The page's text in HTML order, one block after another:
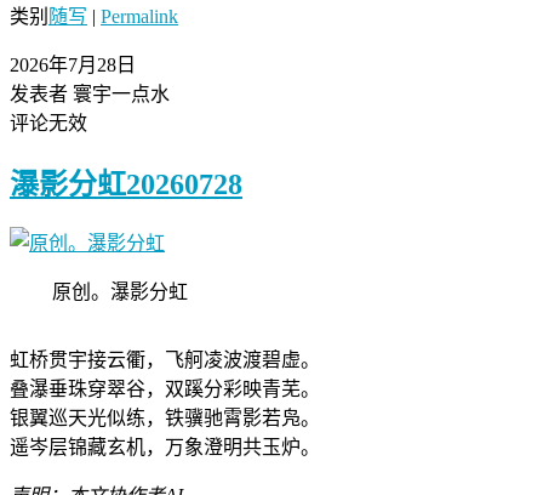
类别 随写 | Permalink
2026年7月28日
发表者 寰宇一点水
评论无效
瀑影分虹20260728
原创。瀑影分虹
虹桥贯宇接云衢，飞舸凌波渡碧虚。
叠瀑垂珠穿翠谷，双蹊分彩映青芜。
银翼巡天光似练，铁骥驰霄影若凫。
遥岑层锦藏玄机，万象澄明共玉炉。